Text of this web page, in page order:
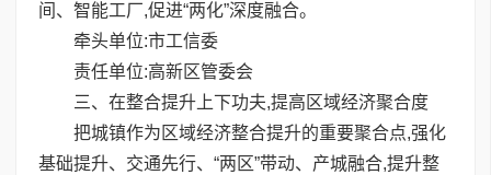
间、智能工厂,促进“两化”深度融合。
牵头单位:市工信委
责任单位:高新区管委会
三、在整合提升上下功夫,提高区域经济聚合度
把城镇作为区域经济整合提升的重要聚合点,强化
基础提升、交通先行、“两区”带动、产城融合,提升整